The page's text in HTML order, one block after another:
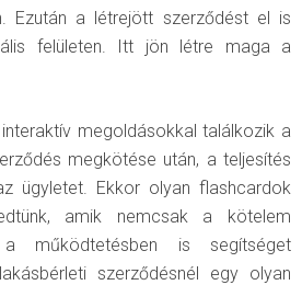
Ezután a létrejött szerződést el is
felületen. Itt jön létre maga a
megoldásokkal találkozik a
megkötése után, a teljesítés
ügyletet. Ekkor olyan flashcardok
amik nemcsak a kötelem
a működtetésben is segítséget
szerződésnél egy olyan